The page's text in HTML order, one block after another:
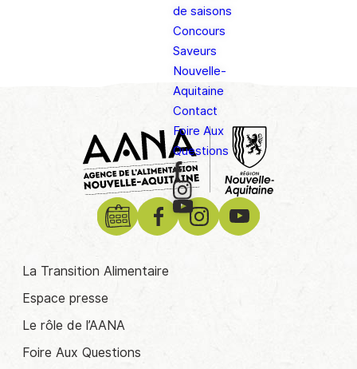
de saisons
Concours
Saveurs
Nouvelle-
Aquitaine
Contact
Foire Aux
Questions
La Transition Alimentaire
Espace presse
Le rôle de l’AANA
Foire Aux Questions